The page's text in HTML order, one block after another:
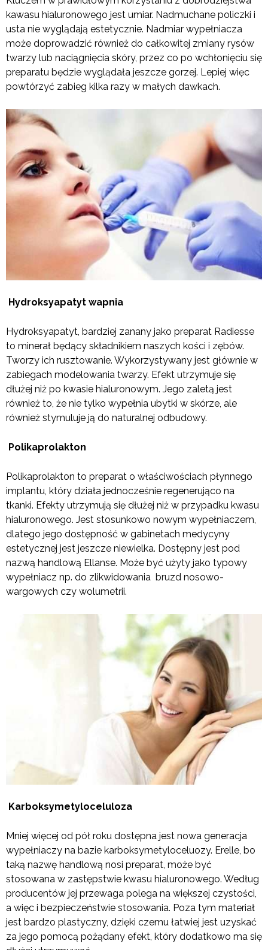
kawasu hialuronowego jest umiar. Nadmuchane policzki i
usta nie wyglądają estetycznie. Nadmiar wypełniacza
może doprowadzić również do całkowitej zmiany rysów
twarzy lub naciągnięcia skóry, przez co po wchłonięciu się
preparatu będzie wyglądała jeszcze gorzej. Lepiej więc
powtórzyć zabieg kilka razy w małych dawkach.
Hydroksyapatyt wapnia
Hydroksyapatyt, bardziej zanany jako preparat Radiesse
to minerał będący składnikiem naszych kości i zębów.
Tworzy ich rusztowanie. Wykorzystywany jest głównie w
zabiegach modelowania twarzy. Efekt utrzymuje się
dłużej niż po kwasie hialuronowym. Jego zaletą jest
również to, że nie tylko wypełnia ubytki w skórze, ale
również stymuluje ją do naturalnej odbudowy.
Polikaprolakton
Polikaprolakton to preparat o właściwościach płynnego
implantu, który działa jednocześnie regenerująco na
tkanki. Efekty utrzymują się dłużej niż w przypadku kwasu
hialuronowego. Jest stosunkowo nowym wypełniaczem,
dlatego jego dostępność w gabinetach medycyny
estetycznej jest jeszcze niewielka. Dostępny jest pod
nazwą handlową Ellanse. Może być użyty jako typowy
wypełniacz np. do zlikwidowania bruzd nosowo-
wargowych czy wolumetrii.
Karboksymetyloceluloza
Mniej więcej od pół roku dostępna jest nowa generacja
wypełniaczy na bazie karboksymetyloceluozy. Erelle, bo
taką nazwę handlową nosi preparat, może być
stosowana w zastępstwie kwasu hialuronowego. Według
producentów jej przewaga polega na większej czystości,
a więc i bezpieczeństwie stosowania. Poza tym materiał
jest bardzo plastyczny, dzięki czemu łatwiej jest uzyskać
za jego pomocą pożądany efekt, który dodatkowo ma się